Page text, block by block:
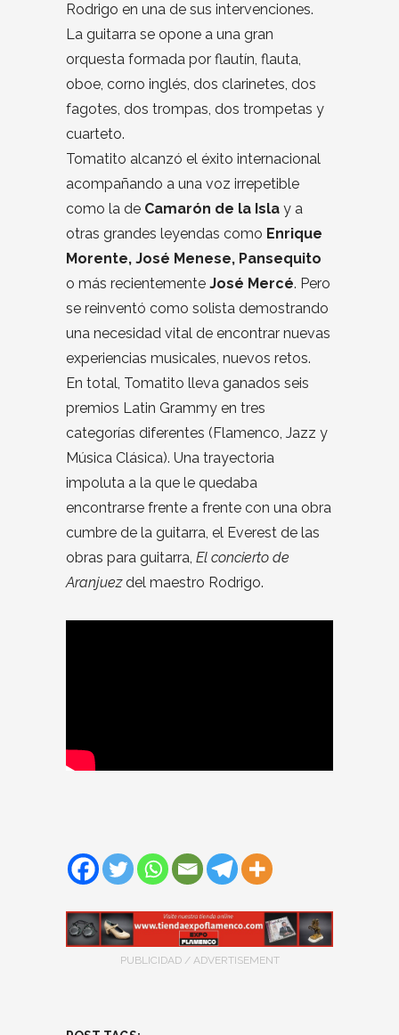
Rodrigo en una de sus intervenciones.
La guitarra se opone a una gran
orquesta formada por flautín, flauta,
oboe, corno inglés, dos clarinetes, dos
fagotes, dos trompas, dos trompetas y
cuarteto.
Tomatito alcanzó el éxito internacional
acompañando a una voz irrepetible
como la de Camarón de la Isla y a
otras grandes leyendas como Enrique
Morente, José Menese, Pansequito
o más recientemente José Mercé. Pero
se reinventó como solista demostrando
una necesidad vital de encontrar nuevas
experiencias musicales, nuevos retos.
En total, Tomatito lleva ganados seis
premios Latin Grammy en tres
categorías diferentes (Flamenco, Jazz y
Música Clásica). Una trayectoria
impoluta a la que le quedaba
encontrarse frente a frente con una obra
cumbre de la guitarra, el Everest de las
obras para guitarra, El concierto de
Aranjuezdel maestro Rodrigo.
PUBLICIDAD / ADVERTISEMENT